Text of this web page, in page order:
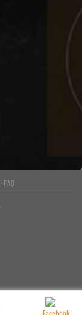
FAQ
Facebook